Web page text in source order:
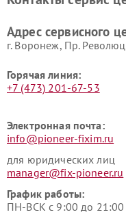
Адрес сервисного
г. Воронеж, Пр.
Горячая линия:
+7 (473) 201-67-53
Электронная почта:
info@pioneer-fixim.ru
для юридических лиц
manager@fix-pioneer.ru
График работы:
ПН-ВСК с 9:00 до